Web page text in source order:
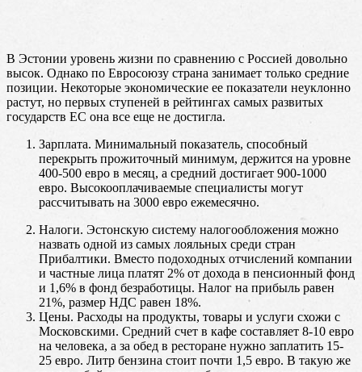
В Эстонии уровень жизни по сравнению с Россией довольно
высок. Однако по Евросоюзу страна занимает только средние
позиции. Некоторые экономические ее показатели неуклонно
растут, но первых ступеней в рейтингах самых развитых
государств ЕС она все еще не достигла.
Зарплата. Минимальный показатель, способный
перекрыть прожиточный минимум, держится на уровне
400-500 евро в месяц, а средний достигает 900-1000
евро. Высокооплачиваемые специалисты могут
рассчитывать на 3000 евро ежемесячно.
Налоги. Эстонскую систему налогообложения можно
назвать одной из самых лояльных среди стран
Прибалтики. Вместо подоходных отчислений компании
и частные лица платят 2% от дохода в пенсионный фонд
и 1,6% в фонд безработицы. Налог на прибыль равен
21%, размер НДС равен 18%.
Цены. Расходы на продукты, товары и услуги схожи с
Московскими. Средний счет в кафе составляет 8-10 евро
на человека, а за обед в ресторане нужно заплатить 15-
25 евро. Литр бензина стоит почти 1,5 евро. В такую же